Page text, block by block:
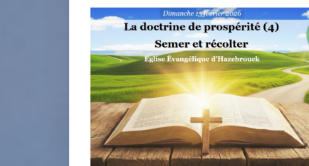
miniature